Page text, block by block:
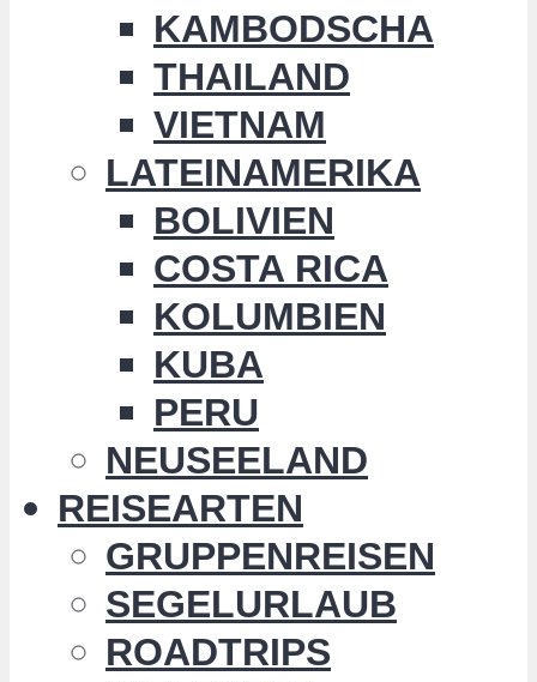
KAMBODSCHA
THAILAND
VIETNAM
LATEINAMERIKA
BOLIVIEN
COSTA RICA
KOLUMBIEN
KUBA
PERU
NEUSEELAND
REISEARTEN
GRUPPENREISEN
SEGELURLAUB
ROADTRIPS